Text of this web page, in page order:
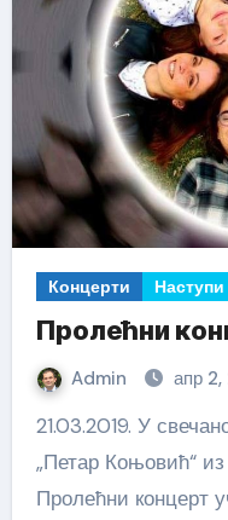
Концерти Наступи
Пролећни
Admin апр
21.03.2019. У свечаној сали Музичке школе
„Петар Коњовић“
Пролећни концерт